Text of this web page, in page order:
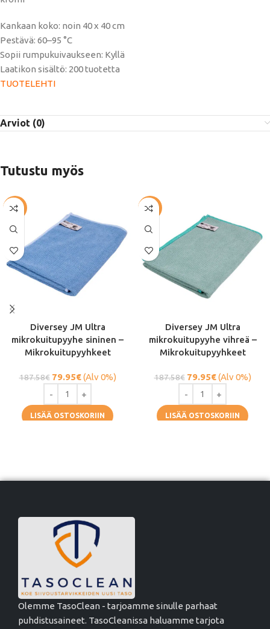
Kankaan koko: noin 40 x 40 cm
Pestävä: 60–95 °C
Sopii rumpukuivaukseen: Kyllä
Laatikon sisältö: 200 tuotetta
TUOTELEHTI
Arviot (0)
Tutustu myös
-57%
Diversey JM Ultra
mikrokuitupyyhe sininen –
Mikrokuitupyyhkeet
187.58€ 79.95€(Alv 0%)
LISÄÄ OSTOSKORIIN
-57%
Diversey JM Ultra
mikrokuitupyyhe vihreä –
Mikrokuitupyyhkeet
187.58€ 79.95€(Alv 0%)
LISÄÄ OSTOSKORIIN
Olemme TasoClean - tarjoamme sinulle parhaat
puhdistusaineet. TasoCleanissa haluamme tarjota